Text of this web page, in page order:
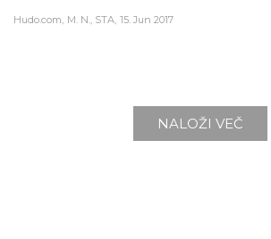
Hudo.com M. N., STA 15. Jun 2017
NALOŽI VEČ